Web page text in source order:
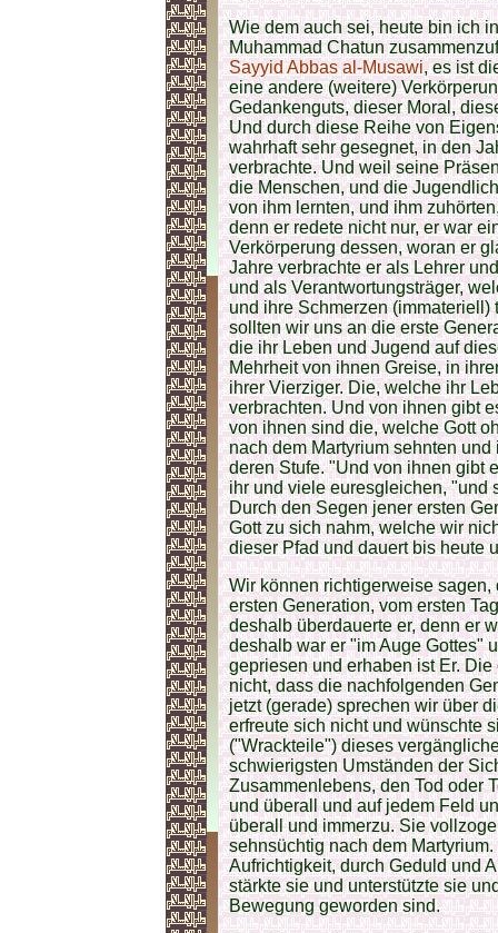
Wie dem auch sei, heute bin ich
Muhammad Chatun
Sayyid Abbas al-Musawi, es ist
eine andere (weitere)
Gedankenguts, dieser Moral,
Und durch diese Reihe von
wahrhaft sehr gesegnet, in den
verbrachte. Und weil seine
die Menschen, und die
von ihm lernten, und ihm
denn er redete nicht nur, er war
Verkörperung dessen, woran er
Jahre verbrachte er als Lehrer
und als Verantwortungsträger,
und ihre Schmerzen
sollten wir uns an die erste
die ihr Leben und Jugend auf
Mehrheit von ihnen Greise, in
ihrer Vierziger. Die, welche ihr
verbrachten. Und von ihnen gibt
von ihnen sind die, welche Gott
nach dem Martyrium sehnten
deren Stufe. "Und von ihnen gibt
ihr und viele euresgleichen, "und
Durch den Segen jener ersten
Gott zu sich nahm, welche wir
dieser Pfad und dauert bis heute
Wir können richtigerweise
ersten Generation, vom ersten
deshalb überdauerte er, denn er
deshalb war er "im Auge Gottes"
gepriesen und erhaben ist Er.
nicht, dass die nachfolgenden
jetzt (gerade) sprechen wir über
erfreute sich nicht und wünschte
("Wrackteile") dieses
schwierigsten Umständen der
Zusammenlebens, den Tod oder
und überall und auf jedem Feld
überall und immerzu. Sie
sehnsüchtig nach dem
Aufrichtigkeit, durch Geduld und
stärkte sie und unterstützte sie
Bewegung geworden sind.